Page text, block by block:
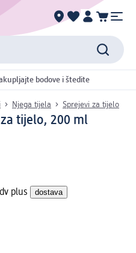
bodove i štedite
Njega tijela Sprejevi za tijelo
tijelo, 200 ml
plus dostava